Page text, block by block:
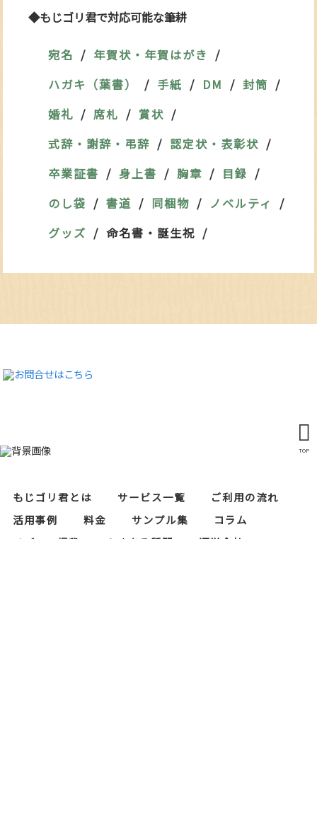
◆もじゴリ君で対応可能な筆耕
宛名
年賀状・年賀はがき
ハガキ（葉書）
手紙 DM
封筒
婚礼
席札
賞状
式辞・謝辞・弔辞
認定状・表彰状
卒業証書
身上書 胸章
目録
のし袋
書道 同梱物
ノベルティ
グッズ
命名書・誕生祝
TOP
もじゴリ君とは サービス一覧
ご利用の流れ
活用事例
料金 サンプル集
コラム
メディア掲載
よくある質問
運営会社